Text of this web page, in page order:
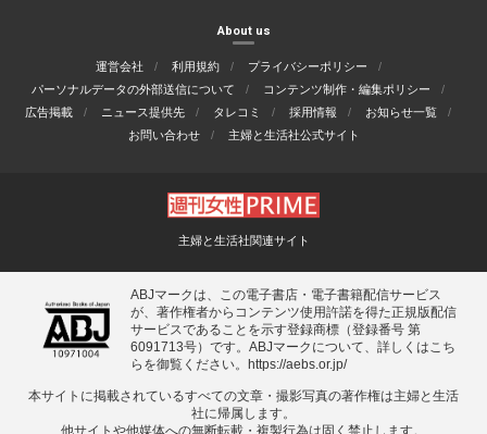
About us
運営会社 利用規約
プライバシーポリシー
パーソナルデータの外部送信について
コンテンツ制作・編集ポリシー
広告掲載
ニュース提供先 タレコミ 採用情報
お知らせ一覧
お問い合わせ
主婦と生活社公式サイト
主婦と生活社関連サイト
ABJマークは、この電子書店・電子書籍配信サービス
が、著作権者からコンテンツ使用許諾を得た正規版配信
サービスであることを示す登録商標（登録番号 第
6091713号）です。ABJマークについて、詳しくはこち
らを御覧ください。
https://aebs.or.jp/
本サイトに掲載されているすべての⽂章・撮影写真の著作権は主婦と⽣活
社に帰属します。
他サイトや他媒体への無断転載・複製⾏為は固く禁⽌します。